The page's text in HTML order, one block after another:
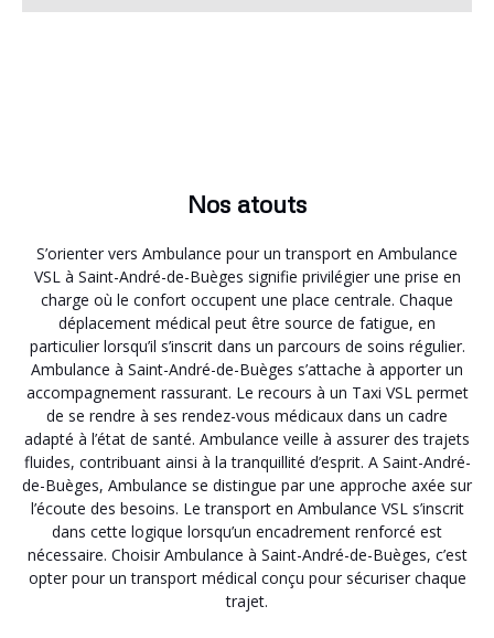
Nos atouts
S’orienter vers Ambulance pour un transport en Ambulance
VSL à Saint-André-de-Buèges signifie privilégier une prise en
charge où le confort occupent une place centrale. Chaque
déplacement médical peut être source de fatigue, en
particulier lorsqu’il s’inscrit dans un parcours de soins régulier.
Ambulance à Saint-André-de-Buèges s’attache à apporter un
accompagnement rassurant. Le recours à un Taxi VSL permet
de se rendre à ses rendez-vous médicaux dans un cadre
adapté à l’état de santé. Ambulance veille à assurer des trajets
fluides, contribuant ainsi à la tranquillité d’esprit. A Saint-André-
de-Buèges, Ambulance se distingue par une approche axée sur
l’écoute des besoins. Le transport en Ambulance VSL s’inscrit
dans cette logique lorsqu’un encadrement renforcé est
nécessaire. Choisir Ambulance à Saint-André-de-Buèges, c’est
opter pour un transport médical conçu pour sécuriser chaque
trajet.